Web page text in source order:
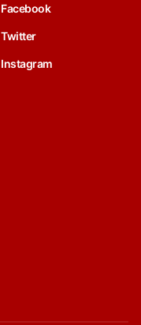
Facebook
Twitter
Instagram